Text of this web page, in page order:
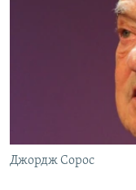
ВІДЕОУРОКИ «ELIFBE»
СВІДЧЕННЯ ОКУПАЦІЇ
УКРАЇНСЬКА
ІНФОГРАФІКА
ЯК ОБІЙТИ
ДОЛУЧАЙСЯ!
Джордж Сорос